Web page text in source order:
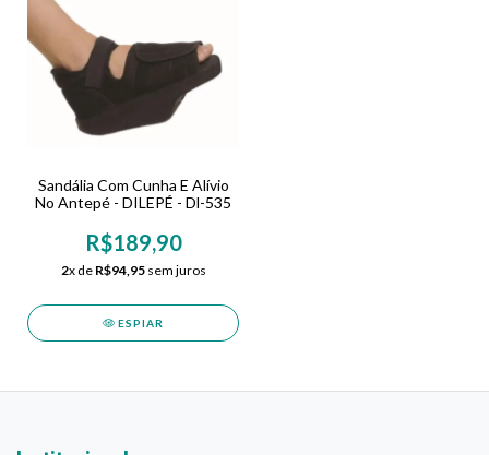
Sandália Com Cunha E Alívio
No Antepé - DILEPÉ - Dl-535
R$189,90
2x de R$94,95sem juros
ESPIAR